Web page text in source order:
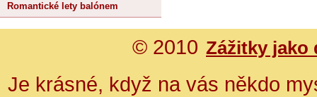
Romantické lety balónem
© 2010 Zážitky jako
Je krásné, když na vás někdo